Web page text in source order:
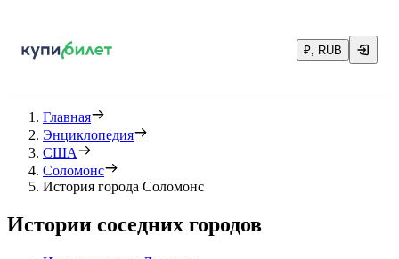
₽, RUB
Главная
Энциклопедия
США
Соломонс
История города Соломонс
Истории соседних городов